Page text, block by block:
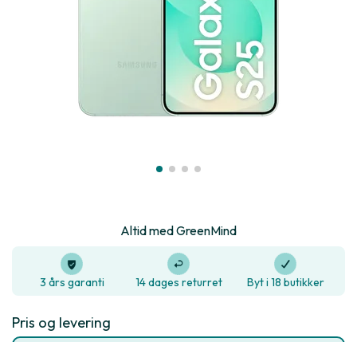
Altid med GreenMind
3 års garanti 14 dages returret Byt i 18 butikker
Pris og levering